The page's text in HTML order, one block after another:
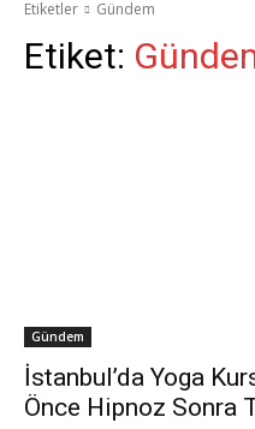
Etiketler Gündem
Etiket:
Gündem
İstanbul’da Yoga
Önce Hipnoz Sonra